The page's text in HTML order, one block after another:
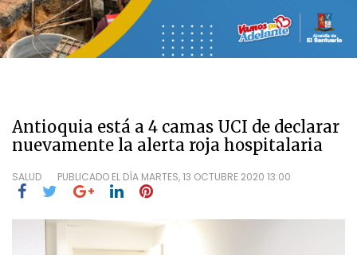
Antioquia está a 4 camas UCI de declarar
nuevamente la alerta roja hospitalaria
SALUD PUBLICADO EL DÍA MARTES, 13 OCTUBRE 2020 13:00